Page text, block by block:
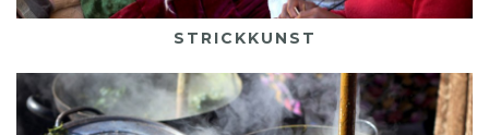
STRICKKUNST